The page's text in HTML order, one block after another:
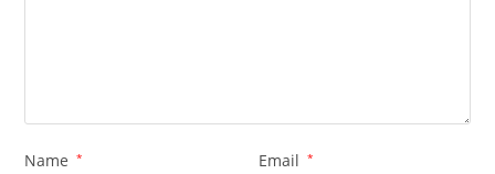
Name * Email *